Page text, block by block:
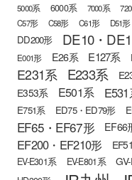
5000系 6000系 7000系
C57形
C58形 C61形 D51形
DD200形 DE10・
E001形 E26系 E127系
E231系 E233系
E353系 E501系
E751系 ED75・ED79形
EF65・EF67形 EF66
EF200・EF210形
EV-E301系 EV-E801系